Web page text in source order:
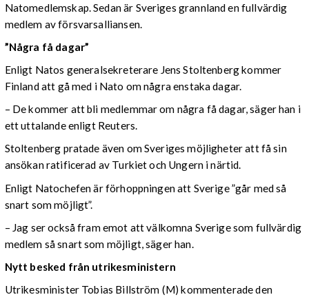
Natomedlemskap. Sedan är Sveriges grannland en fullvärdig
medlem av försvarsalliansen.
”Några få dagar”
Enligt Natos generalsekreterare Jens Stoltenberg kommer
Finland att gå med i Nato om några enstaka dagar.
– De kommer att bli medlemmar om några få dagar, säger han i
ett uttalande enligt Reuters.
Stoltenberg pratade även om Sveriges möjligheter att få sin
ansökan ratificerad av Turkiet och Ungern i närtid.
Enligt Natochefen är förhoppningen att Sverige ”går med så
snart som möjligt”.
– Jag ser också fram emot att välkomna Sverige som fullvärdig
medlem så snart som möjligt, säger han.
Nytt besked från utrikesministern
Utrikesminister Tobias Billström (M) kommenterade den